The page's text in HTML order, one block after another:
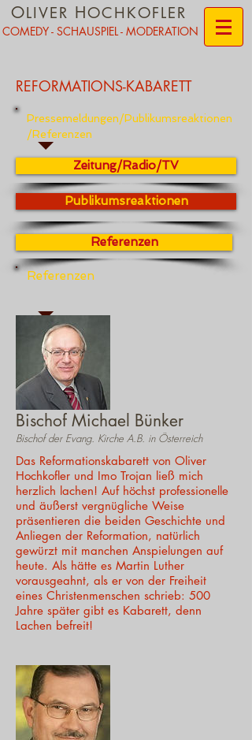
COMEDY - SCHAUSPIEL - MODERATION
OLIVER HOCHKOFLER
REFORMATIONS-KABARETT
Pressemeldungen/Publikumsreaktionen
/Referenzen
Zeitung/Radio/TV
Publikumsreaktionen
Referenzen
Referenzen
Bischof Michael Bünker
Bischof der Evang. Kirche A.B. in Österreich
Das Reformationskabarett von Oliver
Hochkofler und Imo Trojan ließ mich
herzlich lachen! Auf höchst professionelle
und äußerst vergnügliche Weise
präsentieren die beiden Geschichte und
Anliegen der Reformation, natürlich
gewürzt mit manchen Anspielungen auf
heute. Als hätte es Martin Luther
vorausgeahnt, als er von der Freiheit
eines Christenmenschen schrieb: 500
Jahre später gibt es Kabarett, denn
Lachen befreit!